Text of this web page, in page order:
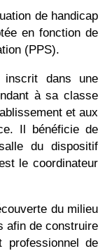
de handicap
en fonction de
(PPS).
inscrit dans une
à sa classe
et aux
Il bénéficie de
du dispositif
le coordinateur
du milieu
afin de construire
professionnel de